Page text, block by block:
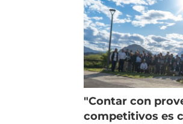
"Contar con
competitivos es